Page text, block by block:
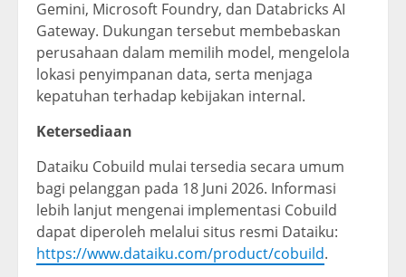
Gemini, Microsoft Foundry, dan Databricks AI
Gateway. Dukungan tersebut membebaskan
perusahaan dalam memilih model, mengelola
lokasi penyimpanan data, serta menjaga
kepatuhan terhadap kebijakan internal.
Ketersediaan
Dataiku Cobuild mulai tersedia secara umum
bagi pelanggan pada 18 Juni 2026. Informasi
lebih lanjut mengenai implementasi Cobuild
dapat diperoleh melalui situs resmi Dataiku:
https://www.dataiku.com/product/cobuild.